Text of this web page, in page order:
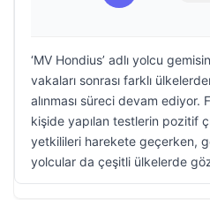
‘MV Hondius’ adlı yolcu
vakaları sonrası farklı
alınması süreci devam ediyor.
kişide yapılan testlerin pozitif
yetkilileri harekete geçerken,
yolcular da çeşitli ülkelerde